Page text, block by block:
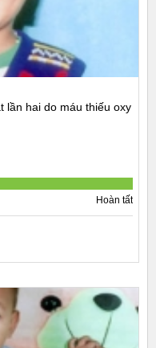
lần hai do máu thiếu oxy
Hoàn tất